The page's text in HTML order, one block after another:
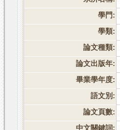
學門:
學類:
論文種類:
論文出版年:
畢業學年度:
語文別:
論文頁數:
中文關鍵詞: